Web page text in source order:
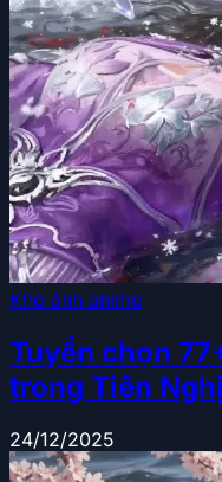
Kho ảnh anime
Tuyển chọn
trong Tiên
24/12/2025